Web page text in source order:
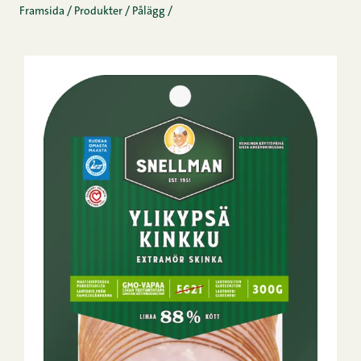
Framsida / Produkter / Pålägg /